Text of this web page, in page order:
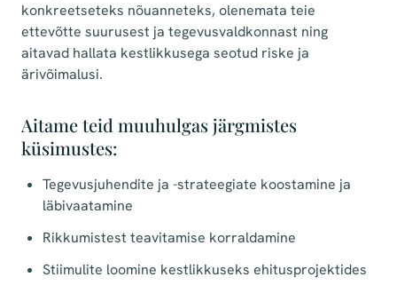
konkreetseteks nõuanneteks, olenemata teie
ettevõtte suurusest ja tegevusvaldkonnast ning
aitavad hallata kestlikkusega seotud riske ja
ärivõimalusi.
Aitame teid muuhulgas järgmistes
küsimustes:
Tegevusjuhendite ja -strateegiate koostamine ja
läbivaatamine
Rikkumistest teavitamise korraldamine
Stiimulite loomine kestlikkuseks ehitusprojektides